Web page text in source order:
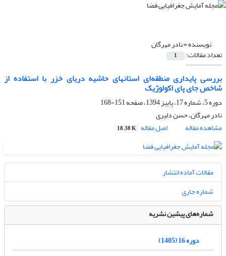
نویسنده =نادر مهرگان
تعداد مقالات: 1
بررسی پایداری منطقه‌ای استانهای حاشیه دریای خزر با استفاده از
شاخص جای پای اکولوژیک
دوره 5، شماره 17، پاییز 1394، صفحه
151-168
نادر مهرگان، حسن دلیری
مشاهده مقاله
اصل مقاله 18.38 K
مقالات آماده انتشار
شماره جاری
شماره‌های پیشین نشریه
دوره 16 (1405)